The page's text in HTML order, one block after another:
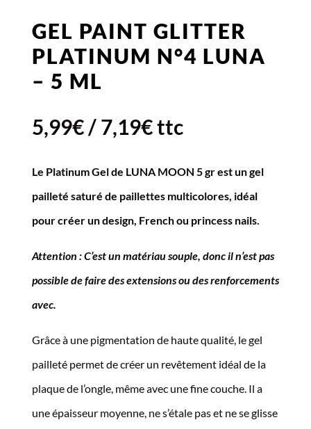
GEL PAINT GLITTER
PLATINUM N°4 LUNA
– 5 ML
5,99€/7,19€ttc
Le Platinum Gel de LUNA MOON 5 gr est un gel
pailleté saturé de paillettes multicolores, idéal
pour créer un design, French ou princess nails.
Attention : C’est un matériau souple, donc il n’est pas
possible de faire des extensions ou des renforcements
avec.
Grâce à une pigmentation de haute qualité, le gel
pailleté permet de créer un revêtement idéal de la
plaque de l’ongle, même avec une fine couche. Il a
une épaisseur moyenne, ne s’étale pas et ne se glisse